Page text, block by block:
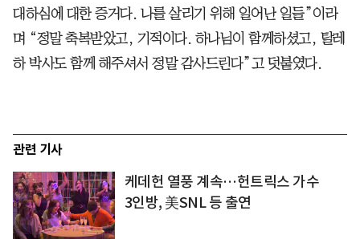
대하심에 대한 증거다. 나를 살리기 위해 일어난 일들”이라
며 “정말 축복받았고, 기적이다. 하나님이 함께하셨고, 탈레
하 박사도 함께 해주셔서 정말 감사드린다”고 덧붙였다.
관련 기사
케데헌 열풍 계속…헌트릭스 가수
3인방, 美SNL 등 출연